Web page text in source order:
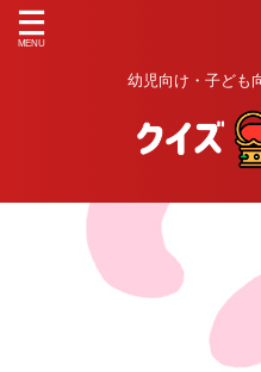
幼児向け・子ども